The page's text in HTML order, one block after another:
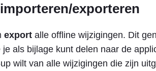
exporteren
export alle offline wijzigingen. Dit
je als bijlage kunt delen naar de
wilt van alle wijzigingen die zijn